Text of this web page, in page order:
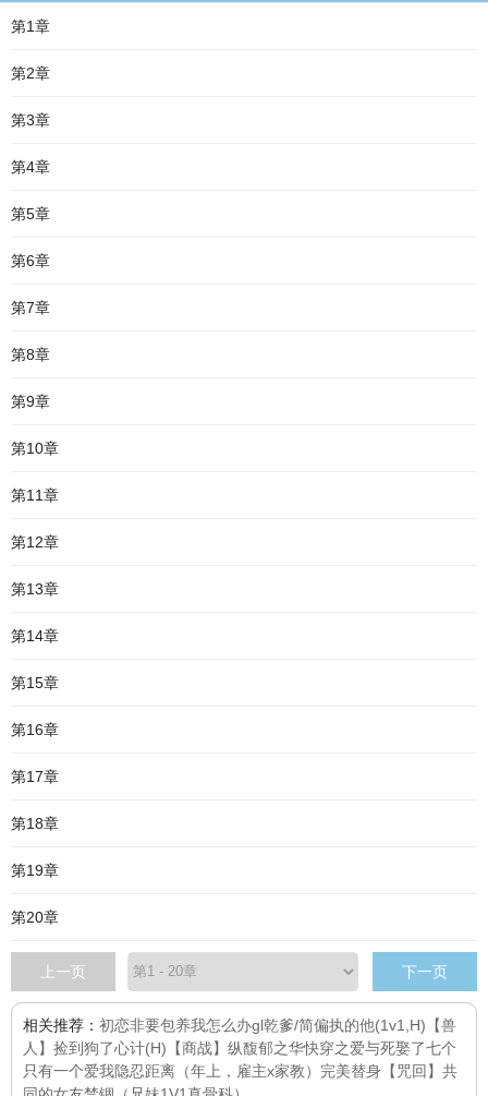
第1章
第2章
第3章
第4章
第5章
第6章
第7章
第8章
第9章
第10章
第11章
第12章
第13章
第14章
第15章
第16章
第17章
第18章
第19章
第20章
上一页 下一页
相关推荐： 初恋非要包养我怎么办gl乾爹/简偏执的他(1v1,H) 【兽
人】捡到狗了心计(H) 【商战】纵馥郁之华快穿之爱与死娶了七个
只有一个爱我隐忍距离（年上，雇主x家教） 完美替身 【咒回】共